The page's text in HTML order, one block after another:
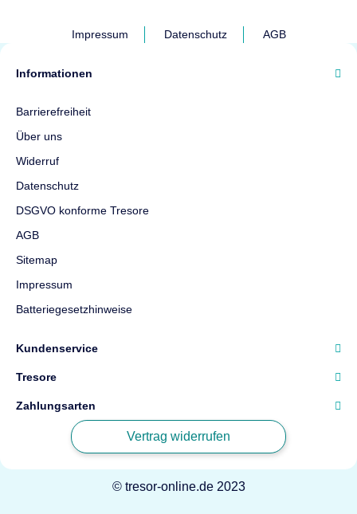
Impressum Datenschutz AGB
Informationen
Barrierefreiheit
Über uns
Widerruf
Datenschutz
DSGVO konforme Tresore
AGB
Sitemap
Impressum
Batteriegesetzhinweise
Kundenservice
Tresore
Zahlungsarten
Vertrag widerrufen
© tresor-online.de 2023